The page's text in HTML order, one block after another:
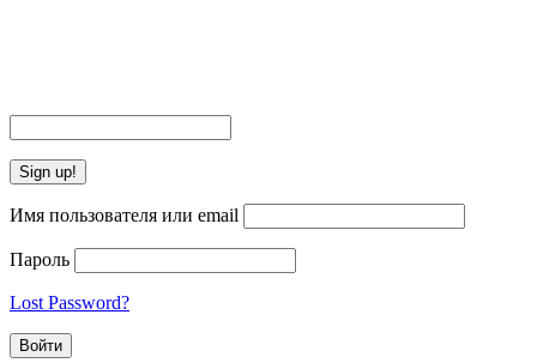
Имя пользователя или email
Пароль
Lost Password?